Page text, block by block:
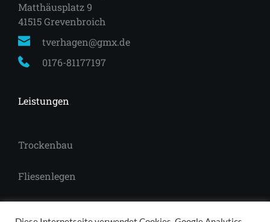
Matthäusplatz 9
41515 Grevenbroich
tverhagen@gmx.de
0176-81177197
Leistungen
Trockenbau
Fliesenlegen